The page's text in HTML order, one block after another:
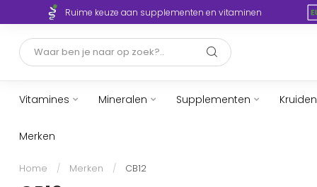
Ruime keuze aan supplementen en vitaminen
Vitamines Mineralen Supplementen Kruiden
Merken
Home / Merken / CB12